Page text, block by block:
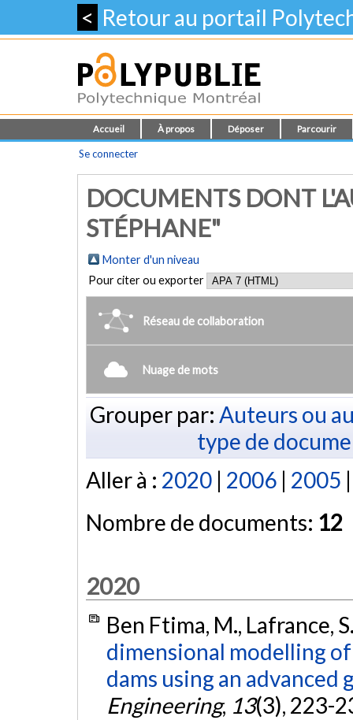
< Retour au portail
Accueil À propos Déposer Parcourir
Se connecter
DOCUMENTS DONT
STÉPHANE"
Monter d'un niveau
Pour citer ou exporter
Réseau de collaboration
Nuage de mots
Grouper par: Auteurs ou
type de
Aller à : 2020 | 2006 | 2005
Nombre de documents: 12
2020
Ben Ftima, M., Lafrance,
dimensional modelling
dams using an advanced
Engineering, 13(3), 223-